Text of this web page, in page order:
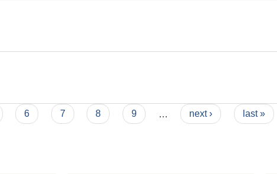
6 7 8 9 next › last »